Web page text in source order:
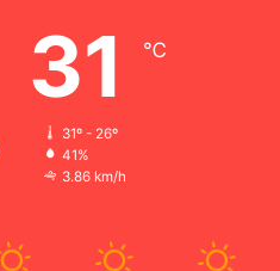
31 ℃
31º - 26º
41%
3.86 km/h